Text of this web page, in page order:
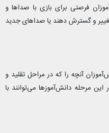
فرصتی برای بازی با صداها و
و گسترش دهند یا صدا‌های جدید
آنچه را که در مراحل تقلید و
مرحله دانش‌آموزها می‌توانند با